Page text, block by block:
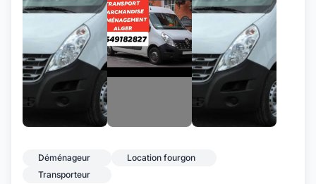
Déménageur
Location fourgon
Transporteur